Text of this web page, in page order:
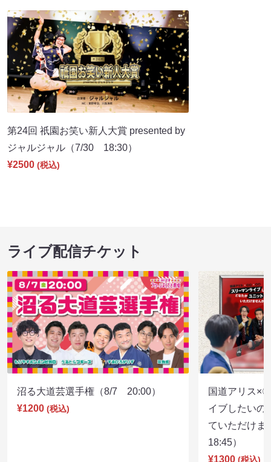
第24回 祇園お笑い新人大賞 presented by
ジャルジャル（7/30 18:30）
¥2500 (税込)
ライブ配信チケット
沼る大道芸選手権（8/7 20:00）
¥1200 (税込)
国道アリス×
イブしたいの
ていただけ
18:45）
¥1300 (税込)